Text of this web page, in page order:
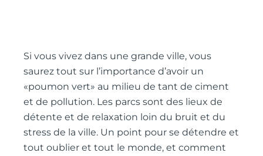
Si vous vivez dans une grande ville, vous
saurez tout sur l’importance d’avoir un
«poumon vert» au milieu de tant de ciment
et de pollution. Les parcs sont des lieux de
détente et de relaxation loin du bruit et du
stress de la ville. Un point pour se détendre et
tout oublier et tout le monde, et comment